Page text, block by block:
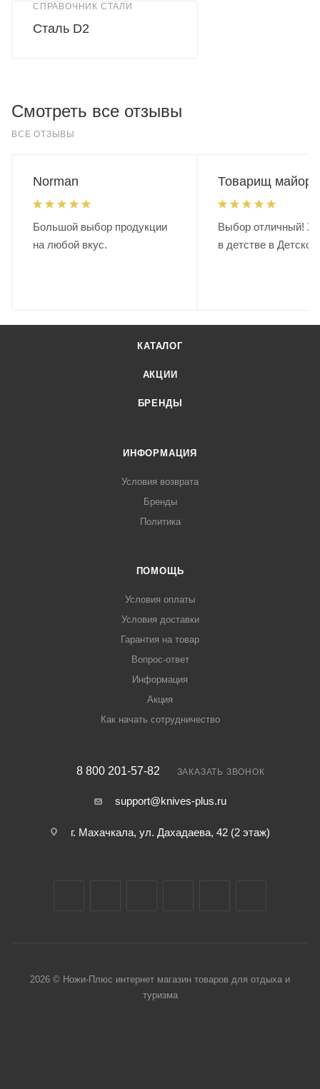
СПРАВОЧНИК СТАЛИ
Сталь D2
Смотреть все отзывы
ВСЕ ОТЗЫВЫ
Norman
Большой выбор продукции
на любой вкус.
Товарищ майор.
Выбор отличный!
в детстве в
КАТАЛОГ
АКЦИИ
БРЕНДЫ
ИНФОРМАЦИЯ
Условия возврата
Бренды
Политика
ПОМОЩЬ
Условия оплаты
Условия доставки
Гарантия на товар
Вопрос-ответ
Информация
Акция
Как начать сотрудничество
8 800 201-57-82 ЗАКАЗАТЬ ЗВОНОК
support@knives-plus.ru
г. Махачкала, ул. Дахадаева, 42 (2 этаж)
2026 © Ножи-Плюс интернет магазин товаров для отдыха и
туризма